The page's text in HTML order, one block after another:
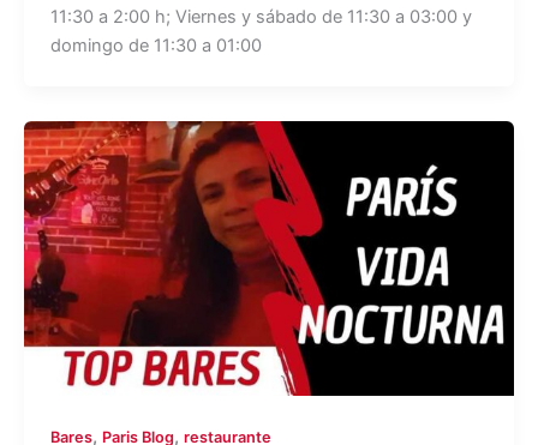
11:30 a 2:00 h; Viernes y sábado de 11:30 a 03:00 y
domingo de 11:30 a 01:00
Bares, Paris Blog, restaurante